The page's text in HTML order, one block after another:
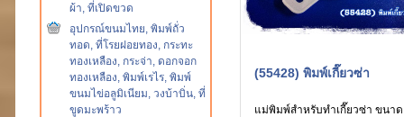
ผ้า, ที่เปิดขวด
อุปกรณ์ขนมไทย, พิมพ์ถั่ว
ทอด, ที่โรยฝอยทอง, กระทะ
ทองเหลือง, กระจ่า, ดอกจอก
ทองเหลือง, พิมพ์เรไร, พิมพ์
ขนมไข่อลูมิเนียม, วงบ้าบิ่น, ที่
ขูดมะพร้าว
(55428) พิมพ์เกี๊ยวซ่า
แม่พิมพ์สำหรับทำเกี๊ยวซ่า ขนาด